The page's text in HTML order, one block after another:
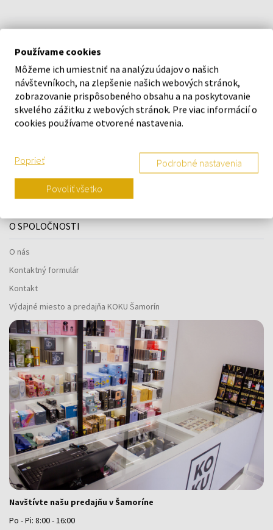
DETAILY
O ZNAČKE
Náš výber na mieru presne pre
O SPOLOČNOSTI
O nás
Kontaktný formulár
Kontakt
Výdajné miesto a predajňa KOKU Šamorín
Navštívte našu predajňu v Šamoríne
Po - Pi: 8:00 - 16:00
Používame cookies
Môžeme ich umiestniť na analýzu údajov o našich
návštevníkoch, na zlepšenie našich webových stránok,
zobrazovanie prispôsobeného obsahu a na poskytovanie
skvelého zážitku z webových stránok. Pre viac informácií o
cookies používame otvorené nastavenia.
Poprieť Podrobné nastavenia
Povoliť všetko